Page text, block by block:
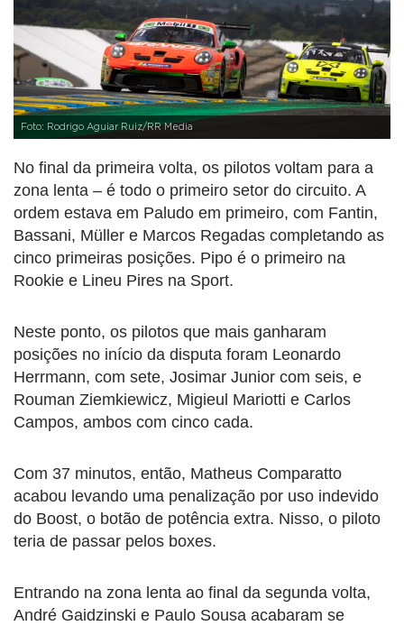
Foto: Rodrigo Aguiar Ruiz/RR Media
No final da primeira volta, os pilotos voltam para a
zona lenta – é todo o primeiro setor do circuito. A
ordem estava em Paludo em primeiro, com Fantin,
Bassani, Müller e Marcos Regadas completando as
cinco primeiras posições. Pipo é o primeiro na
Rookie e Lineu Pires na Sport.
Neste ponto, os pilotos que mais ganharam
posições no início da disputa foram Leonardo
Herrmann, com sete, Josimar Junior com seis, e
Rouman Ziemkiewicz, Migieul Mariotti e Carlos
Campos, ambos com cinco cada.
Com 37 minutos, então, Matheus Comparatto
acabou levando uma penalização por uso indevido
do Boost, o botão de potência extra. Nisso, o piloto
teria de passar pelos boxes.
Entrando na zona lenta ao final da segunda volta,
André Gaidzinski e Paulo Sousa acabaram se